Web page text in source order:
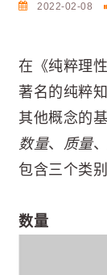
2022-02-08
在《纯粹理
著名的纯粹
其他概念的
数量、 质量、
包含三个类别
数量